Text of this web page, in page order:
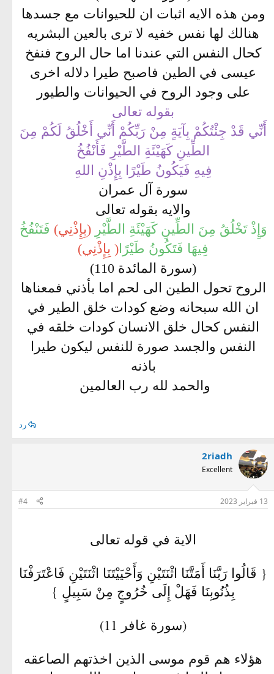
ومن هذه الايه اثبات ان للحيوانات مع جسدها
هنالك لها نفس خفيه لا ترى بالعين البشريه
كحال النفس التي عندنا اما حال الروح فنفخ
عيسى في الطين فاصبح طيرا دلاله اخرى
على وجود الروح في الحيوانات والطيور
بقوله تعالى
أَنِّي قَدْ جِئْتُكُمْ بِآيَةٍ مِنْ رَبِّكُمْ أَنِّي أَخْلُقُ لَكُمْ مِنَ
الطِّينِ كَهَيْئَةِ الطَّيْرِ فَأَنْفُخُ
فِيهِ فَيَكُونُ طَيْرًا بِإِذْنِ اللهِ
سورة آل عمران
والايه بقوله تعالى
وَإِذْ تَخْلُقُ مِنَ الطِّينِ كَهَيْئَةِ الطَّيْرِ(بِإِذْنِي) فَتَنْفُخُ
فِيهَا فَتَكُونُ طَيْرًا( بِإِذْنِي)
(سورة المائدة 110)
الروح تحول الطين الى لحم اما بأذني فمعناها
ان الله سبحانه وضع كودات خلق الطير في
النفس كحال خلق الانسان كودات خلقه في
النفس والجسد صورة للنفس ليكون طيرا
باذنه
والحمد لله رب العالمين
رد
2riadh
Excellent
13 فبراير 2023 #4
الاية في قوله تعالى
{ قَالُوا رَبَّنَا أَمَتَّنَا اثْنَتَيْنِ وَأَحْيَيْتَنَا اثْنَتَيْنِ فَاعْتَرَفْنَا
بِذُنُوبِنَا فَهَلْ إِلَى خُرُوجٍ مِنْ سَبِيلٍ }
(سورة غافر 11)
هؤلاء هم قوم موسى الذين اخذتهم الصاعقه